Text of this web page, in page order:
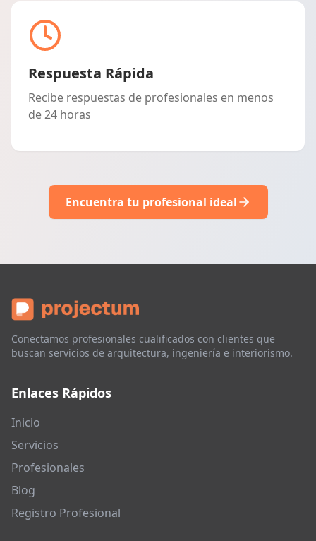
Respuesta Rápida
Recibe respuestas de profesionales en menos
de 24 horas
Encuentra tu profesional ideal
Conectamos profesionales cualificados con clientes que
buscan servicios de arquitectura, ingeniería e interiorismo.
Enlaces Rápidos
Inicio
Servicios
Profesionales
Blog
Registro Profesional